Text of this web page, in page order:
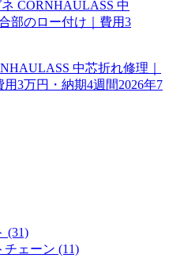
中芯折れ修理｜
3万円・納期4週間2026年7
(31)
ェーン (11)